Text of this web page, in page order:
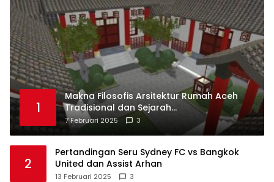
1
Makna Filosofis Arsitektur Rumah Aceh
Tradisional dan Sejarah
Perkembangannya
7 Februari 2025 3
2
Pertandingan Seru Sydney FC vs Bangkok
United dan Assist Arhan
13 Februari 2025 3